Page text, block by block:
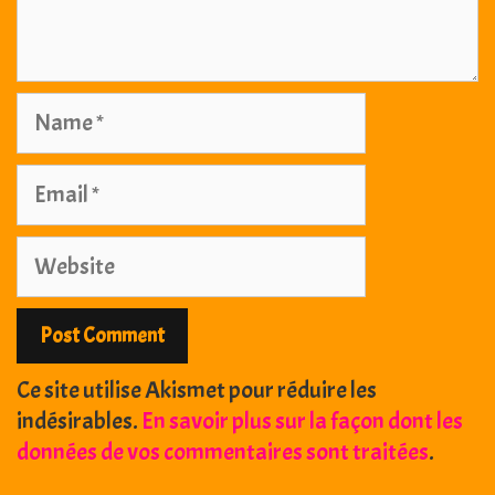
Name
Email
Website
Ce site utilise Akismet pour réduire les
indésirables. En savoir plus sur la façon dont les
données de vos commentaires sont traitées.